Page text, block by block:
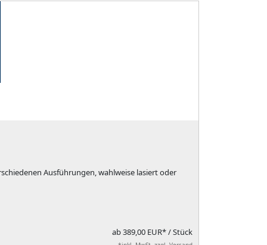
Ausführungen, wahlweise lasiert oder
ab389,00 EUR*/ Stück